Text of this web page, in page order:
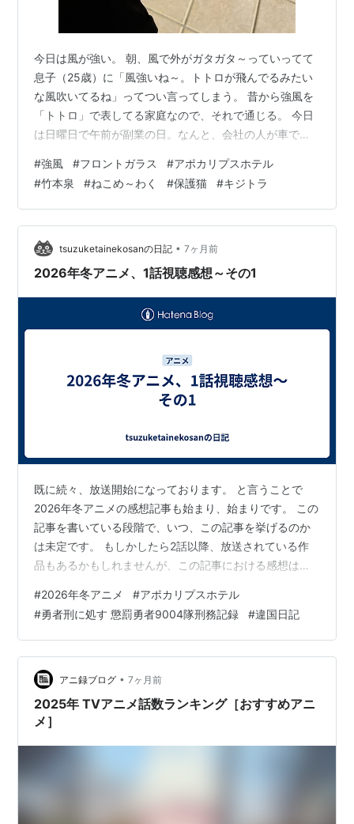
今日は風が強い。 朝、風で外がガタガタ～っていってて
息子（25歳）に「風強いね～。トトロが飛んでるみたい
な風吹いてるね」ってつい言ってしまう。 昔から強風を
「トトロ」で表してる家庭なので、それで通じる。 今日
は日曜日で午前が副業の日。なんと、会社の人が車で走
あたり、ヒビが入ってしまった。それ以外にも細かい傷
がたくさんついてて 「バチバチバチ～って飛んできてど
うしようもなかった」とのこと。河川敷の上にあるバイ
パス走ってたんだそうです。幸いにも？社用車だったの
でまだよかった。これが自分所有の車だったら、ショッ
クでかすぎて、私なら凹む。 なんだこれ …
#強風 #フロントガラス #アポカリプスホテル
#竹本泉 #ねこめ～わく #保護猫 #キジトラ
tsuzuketainekosanの日記 • 7ヶ月前
2026年冬アニメ、1話視聴感想～その1
既に続々、放送開始になっております。 と言うことで
2026年冬アニメの感想記事も始まり、始まりです。 この
記事を書いている段階で、いつ、この記事を挙げるのか
は未定です。 もしかしたら2話以降、放送されている作
品もあるかもしれませんが、この記事における感想はす
散々、貶しておいて、2話で『この作品、最高じゃん！』
と熱い掌返しをしているかもしれませんが、その時は許
して下さい。 ではでは、早速まいりましょう。 2026年
冬アニメ、1話視聴感想。こちらの作品からスタートで
す！ ・『アポカリプスホテル』 ・・・は？いきなり
2026年冬アニメじゃない作品だし…
#2026年冬アニメ #アポカリプスホテル
#勇者刑に処す 懲罰勇者9004隊刑務記録 #違国日記
アニ録ブログ • 7ヶ月前
2025年 TVアニメ話数ランキング［おすすめアニ
メ］